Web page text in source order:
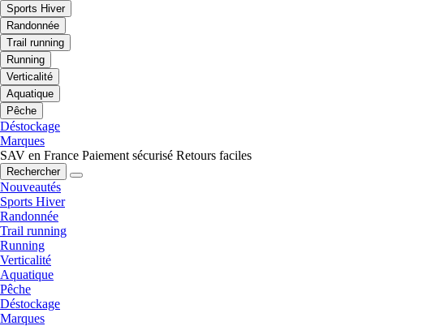
Sports Hiver
Randonnée
Trail running
Running
Verticalité
Aquatique
Pêche
Déstockage
Marques
SAV en France Paiement sécurisé Retours faciles
Rechercher
Nouveautés
Sports Hiver
Randonnée
Trail running
Running
Verticalité
Aquatique
Pêche
Déstockage
Marques